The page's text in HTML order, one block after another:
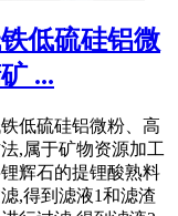
低硫硅铝微
...
低硫硅铝微粉、高
,属于矿物资源加工
辉石的提锂酸熟料
,得到滤液1和滤渣